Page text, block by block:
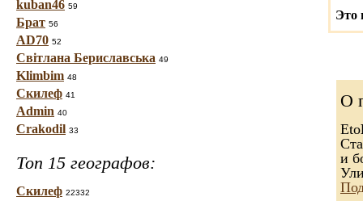
kuban46 59
Брат 56
AD70 52
Світлана Бериславська 49
Klimbim 48
Скилеф 41
Admin 40
Crakodil 33
Топ 15 географов:
Скилеф 22332
Это
О
Eto
и